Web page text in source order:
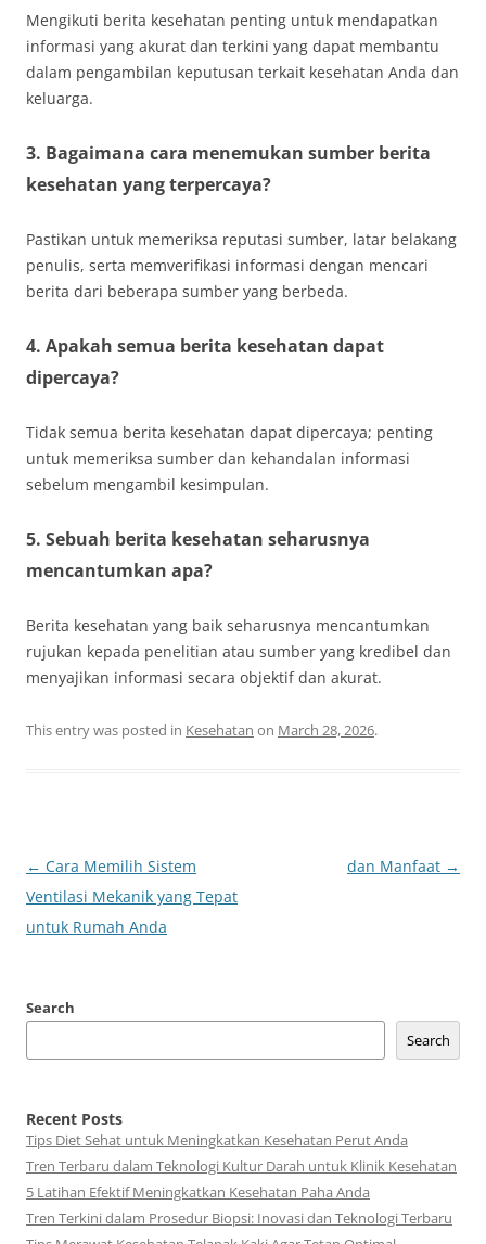
Mengikuti berita kesehatan penting untuk mendapatkan
informasi yang akurat dan terkini yang dapat membantu
dalam pengambilan keputusan terkait kesehatan Anda dan
keluarga.
3. Bagaimana cara menemukan sumber berita
kesehatan yang terpercaya?
Pastikan untuk memeriksa reputasi sumber, latar belakang
penulis, serta memverifikasi informasi dengan mencari
berita dari beberapa sumber yang berbeda.
4. Apakah semua berita kesehatan dapat
dipercaya?
Tidak semua berita kesehatan dapat dipercaya; penting
untuk memeriksa sumber dan kehandalan informasi
sebelum mengambil kesimpulan.
5. Sebuah berita kesehatan seharusnya
mencantumkan apa?
Berita kesehatan yang baik seharusnya mencantumkan
rujukan kepada penelitian atau sumber yang kredibel dan
menyajikan informasi secara objektif dan akurat.
This entry was posted in Kesehatan on March 28, 2026.
Post
navigation
← Cara Memilih Sistem
Ventilasi Mekanik yang Tepat
untuk Rumah Anda
dan Manfaat →
Search
Search
Recent Posts
Tips Diet Sehat untuk Meningkatkan Kesehatan Perut Anda
Tren Terbaru dalam Teknologi Kultur Darah untuk Klinik Kesehatan
5 Latihan Efektif Meningkatkan Kesehatan Paha Anda
Tren Terkini dalam Prosedur Biopsi: Inovasi dan Teknologi Terbaru